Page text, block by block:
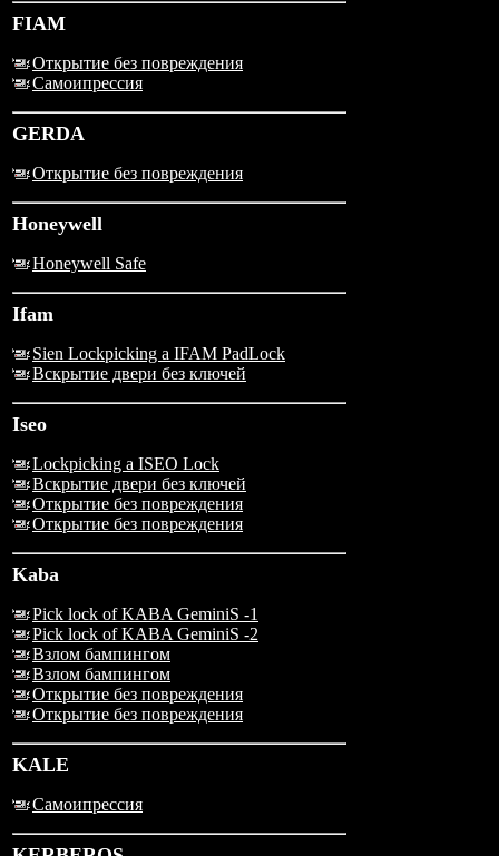
FIAM
Открытие без повреждения
Самоипрессия
GERDA
Открытие без повреждения
Honeywell
Honeywell Safe
Ifam
Sien Lockpicking a IFAM PadLock
Вскрытие двери без ключей
Iseo
Lockpicking a ISEO Lock
Вскрытие двери без ключей
Открытие без повреждения
Открытие без повреждения
Kaba
Pick lock of KABA GeminiS -1
Pick lock of KABA GeminiS -2
Взлом бампингом
Взлом бампингом
Открытие без повреждения
Открытие без повреждения
KALE
Самоипрессия